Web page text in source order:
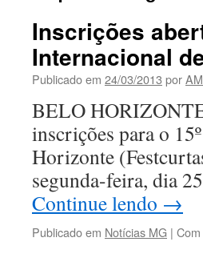
Inscrições
Internacional
Publicado em 24/03/2013 por
BELO
inscrições para o
Horizonte
segunda-feira, dia
Continue lendo →
Publicado em Notícias MG |